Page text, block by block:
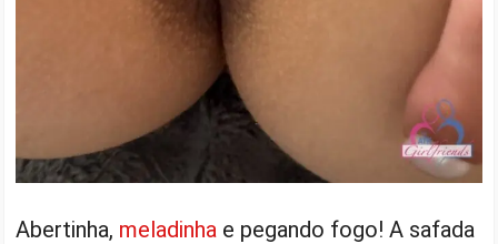
Abertinha, meladinha e pegando fogo! A safada